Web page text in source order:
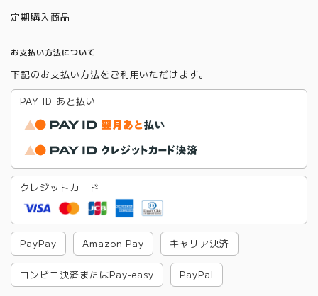
定期購入商品
お支払い方法について
下記のお支払い方法をご利用いただけます。
PAY ID あと払い
クレジットカード
PayPay Amazon Pay キャリア決済
コンビニ決済またはPay-easy PayPal